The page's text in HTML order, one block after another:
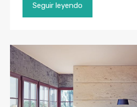
Seguir leyendo